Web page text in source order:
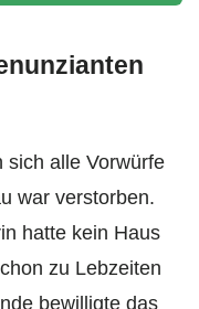
sich alle Vorwürfe
war verstorben.
hatte kein Haus
zu Lebzeiten
bewilligte das